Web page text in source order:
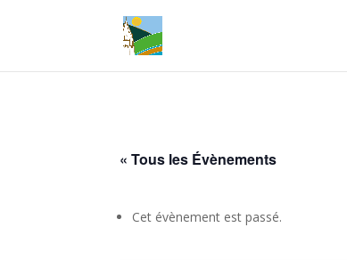
« Tous les Évènements
Cet évènement est passé.